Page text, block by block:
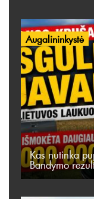
Augalininkystė
Kas nutinka
Bandymo